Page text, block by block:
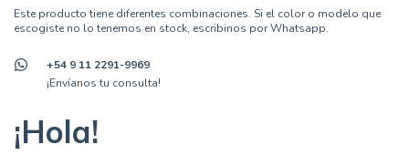
Este producto tiene diferentes combinaciones. Si el color o modelo que
escogiste no lo tenemos en stock, escribinos por Whatsapp.
+54 9 11 2291-9969
¡Envíanos tu consulta!
¡Hola!